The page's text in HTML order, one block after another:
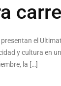
el
y cultura en
la […]